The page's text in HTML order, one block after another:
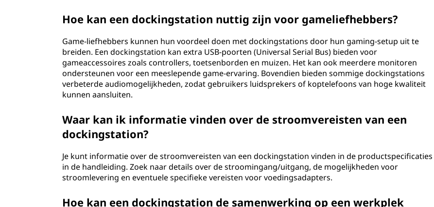
Hoe kan een dockingstation nuttig zijn voor gameliefhebbers?
Game-liefhebbers kunnen hun voordeel doen met dockingstations door hun gaming-setup uit te
breiden. Een dockingstation kan extra USB-poorten (Universal Serial Bus) bieden voor
gameaccessoires zoals controllers, toetsenborden en muizen. Het kan ook meerdere monitoren
ondersteunen voor een meeslepende game-ervaring. Bovendien bieden sommige dockingstations
verbeterde audiomogelijkheden, zodat gebruikers luidsprekers of koptelefoons van hoge kwaliteit
kunnen aansluiten.
Waar kan ik informatie vinden over de stroomvereisten van een
dockingstation?
Je kunt informatie over de stroomvereisten van een dockingstation vinden in de productspecificaties
in de handleiding. Zoek naar details over de stroomingang/uitgang, de mogelijkheden voor
stroomlevering en eventuele specifieke vereisten voor voedingsadapters.
Hoe kan een dockingstation de samenwerking op een werkplek